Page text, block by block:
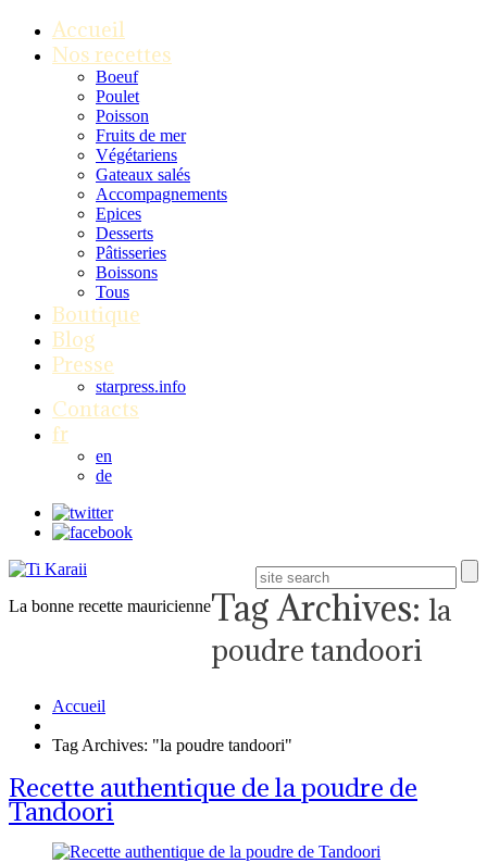
Accueil
Nos recettes
Boeuf
Poulet
Poisson
Fruits de mer
Végétariens
Gateaux salés
Accompagnements
Epices
Desserts
Pâtisseries
Boissons
Tous
Boutique
Blog
Presse
starpress.info
Contacts
fr
en
de
La bonne recette mauricienneTag Archives: la
poudre tandoori
Accueil
Tag Archives: "la poudre tandoori"
Recette authentique de la poudre de
Tandoori